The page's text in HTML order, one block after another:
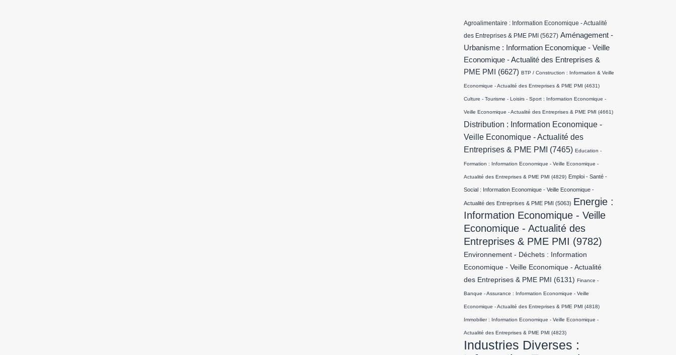
Agroalimentaire : Information Economique - Actualité
des Entreprises & PME PMI (5627) Aménagement -
Urbanisme : Information Economique - Veille
Economique - Actualité des Entreprises &
PME PMI
(6627) BTP / Construction : Information & Veille
Economique - Actualité des Entreprises & PME PMI (4631)
Culture - Tourisme - Loisirs - Sport : Information Economique -
Veille Economique - Actualité des Entreprises & PME PMI (4661)
Distribution : Information Economique -
Veille Economique - Actualité des
Entreprises & PME PMI (7465) Education -
Formation : Information Economique - Veille Economique -
Actualité des Entreprises & PME PMI (4829) Emploi - Santé -
Social : Information Economique - Veille Economique -
Actualité des Entreprises & PME PMI (5063) Energie :
Information Economique - Veille
Economique - Actualité des
Entreprises & PME PMI (9782)
Environnement - Déchets : Information
Economique - Veille Economique - Actualité
des Entreprises & PME PMI
(6131) Finance -
Banque - Assurance : Information Economique - Veille
Economique - Actualité des Entreprises & PME PMI (4818)
Immobilier : Information Economique - Veille Economique -
Actualité des Entreprises & PME PMI (4823)
Industries Diverses :